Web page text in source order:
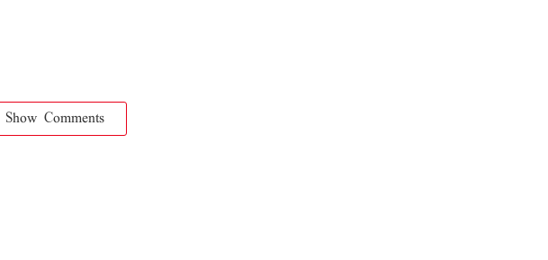
Show Comments